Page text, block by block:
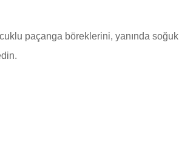
paçanga böreklerini, yanında soğuk